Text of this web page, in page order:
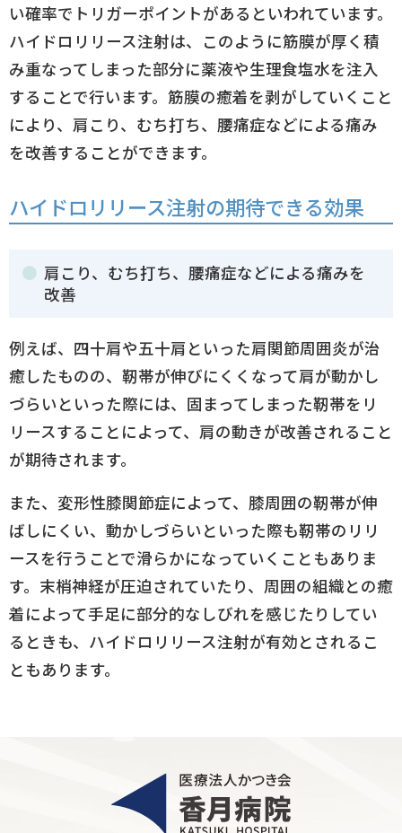
い確率でトリガーポイントがあるといわれています。
ハイドロリリース注射は、このように筋膜が厚く積
み重なってしまった部分に薬液や生理食塩水を注入
することで行います。筋膜の癒着を剥がしていくこと
により、肩こり、むち打ち、腰痛症などによる痛み
を改善することができます。
ハイドロリリース注射の期待できる効果
肩こり、むち打ち、腰痛症などによる痛みを
改善
例えば、四十肩や五十肩といった肩関節周囲炎が治
癒したものの、靭帯が伸びにくくなって肩が動かし
づらいといった際には、固まってしまった靭帯をリ
リースすることによって、肩の動きが改善されること
が期待されます。
また、変形性膝関節症によって、膝周囲の靭帯が伸
ばしにくい、動かしづらいといった際も靭帯のリリ
ースを行うことで滑らかになっていくこともありま
す。末梢神経が圧迫されていたり、周囲の組織との癒
着によって手足に部分的なしびれを感じたりしてい
るときも、ハイドロリリース注射が有効とされるこ
ともあります。